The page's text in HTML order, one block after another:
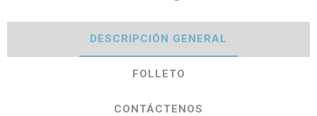
DESCRIPCIÓN GENERAL
FOLLETO
CONTÁCTENOS